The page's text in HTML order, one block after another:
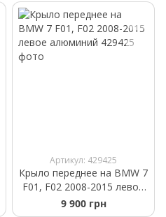
Артикул: 429425
Крыло переднее на BMW 7
F01, F02 2008-2015 левое
алюминий
9 900 грн